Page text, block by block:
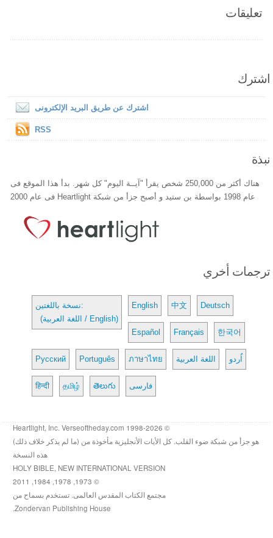
تعليقات
اشترك
اشترك عن طريق البريد الإلكترونى
RSS
نبذة
هناك أكثر من 250,000 شخص يقرأ "آيــة اليوم" كل شهر. بدأ هذا الموقع فى
عام 1998 بواسطة بن ستيد و أصبح جزأ من شبكة Heartlight فى عام 2000
ترجمات أخري
نسخة باللغتين:
(اللغة العربية / English)
English 中文 Deutsch
Español Français 한국어
Русский Português ภาษาไทย اللغة العربية اُردو
हिन्दी தமிழ் తెలుగు فارسی
© 1998-2026 Heartlight, Inc. Verseoftheday.com
هو جزأ من شبكة ضوء القلب. كل الأيات الأنجليزية مأخوذة من (ما لم يذكر خلاف ذلك)
هذه النسخة
HOLY BIBLE, NEW INTERNATIONAL VERSION
© 1973, 1978, 1984, 2011
مجتمع الكتاب المقدس العالمى. تستخدم بسماح من
Zondervan Publishing House.